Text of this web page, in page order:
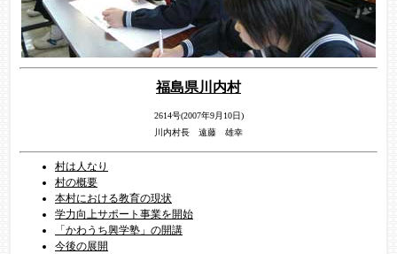
福島県川内村
2614号(2007年9月10日)
川内村長 遠藤 雄幸
村は人なり
村の概要
本村における教育の現状
学力向上サポート事業を開始
「かわうち興学塾」の開講
今後の展開